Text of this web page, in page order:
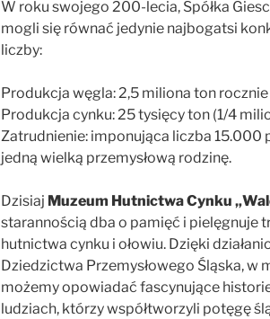
W roku swojego 200-lecia, Spółka
mogli się równać jedynie najbogatsi
liczby:
Produkcja węgla: 2,5 miliona ton rocznie
Produkcja cynku: 25 tysięcy ton (1/4
Zatrudnienie: imponująca liczba
jedną wielką przemysłową rodzinę.
Dzisiaj Muzeum Hutnictwa Cynku
starannością dba o pamięć i pielęgnuje
hutnictwa cynku i ołowiu. Dzięki
Dziedzictwa Przemysłowego Śląska, w
możemy opowiadać fascynujące
ludziach, którzy współtworzyli potęgę